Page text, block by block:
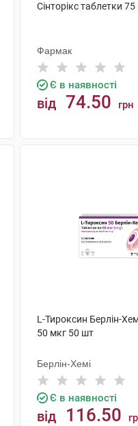
Сінторікс таблетки
Фармак
Є в наявності
від 74.50 грн
L-Тироксин Берлін-
50 мкг 50 шт
Берлін-Хемі
Є в наявності
від 116.50